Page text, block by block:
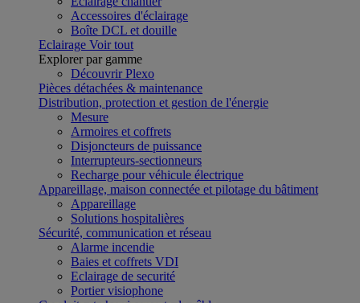
Accessoires d'éclairage
Boîte DCL et douille
Eclairage Voir tout
Explorer par gamme
Découvrir Plexo
Pièces détachées & maintenance
Distribution, protection et gestion de l'énergie
Mesure
Armoires et coffrets
Disjoncteurs de puissance
Interrupteurs-sectionneurs
Recharge pour véhicule électrique
Appareillage, maison connectée et pilotage du bâtiment
Appareillage
Solutions hospitalières
Sécurité, communication et réseau
Alarme incendie
Baies et coffrets VDI
Eclairage de securité
Portier visiophone